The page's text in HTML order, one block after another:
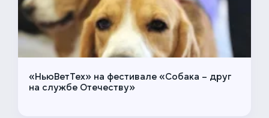
«НьюВетТех» на фестивале «Собака – друг
на службе Отечеству»